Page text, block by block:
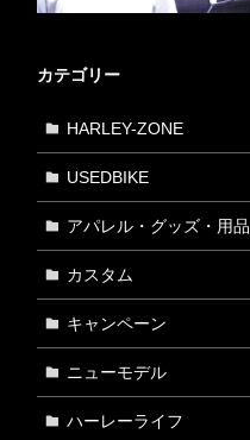
カテゴリー
HARLEY-ZONE
USEDBIKE
アパレル・グッズ・用品
カスタム
キャンペーン
ニューモデル
ハーレーライフ